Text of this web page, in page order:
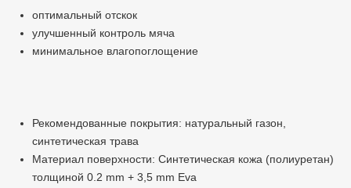
оптимальный отскок
улучшенный контроль мяча
минимальное влагопоглощение
Рекомендованные покрытия: натуральный газон,
синтетическая трава
Материал поверхности: Синтетическая кожа (полиуретан)
толщиной 0.2 mm + 3,5 mm Eva